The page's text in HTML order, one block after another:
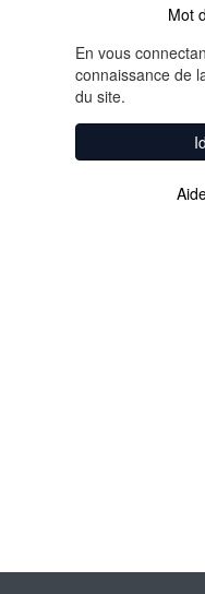
Mot
En vous
connaissance de
du site.